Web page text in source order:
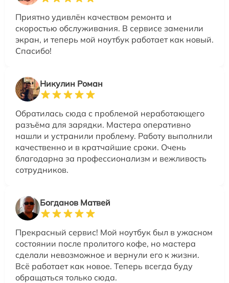
Приятно удивлён качеством ремонта и
скоростью обслуживания. В сервисе заменили
экран, и теперь мой ноутбук работает как новый.
Спасибо!
Никулин Роман
Обратилась сюда с проблемой неработающего
разъёма для зарядки. Мастера оперативно
нашли и устранили проблему. Работу выполнили
качественно и в кратчайшие сроки. Очень
благодарна за профессионализм и вежливость
сотрудников.
Богданов Матвей
Прекрасный сервис! Мой ноутбук был в ужасном
состоянии после пролитого кофе, но мастера
сделали невозможное и вернули его к жизни.
Всё работает как новое. Теперь всегда буду
обращаться только сюда.